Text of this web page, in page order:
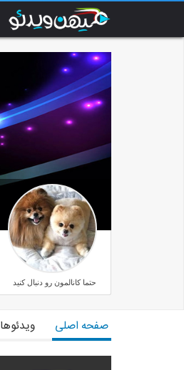
حتما کانالمون رو دنبال کنید
صفحه اصلی ویدئوها